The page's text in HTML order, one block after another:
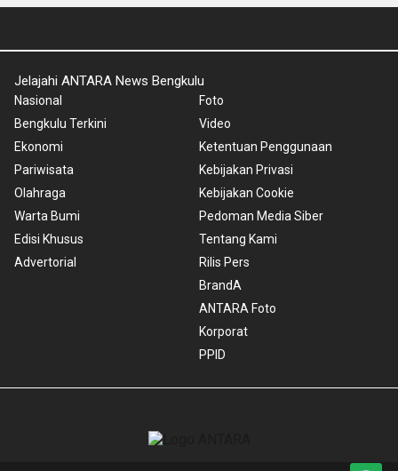
Jelajahi ANTARA News Bengkulu
Nasional
Bengkulu Terkini
Ekonomi
Pariwisata
Olahraga
Warta Bumi
Edisi Khusus
Advertorial
Foto
Video
Ketentuan Penggunaan
Kebijakan Privasi
Kebijakan Cookie
Pedoman Media Siber
Tentang Kami
Rilis Pers
BrandA
ANTARA Foto
Korporat
PPID